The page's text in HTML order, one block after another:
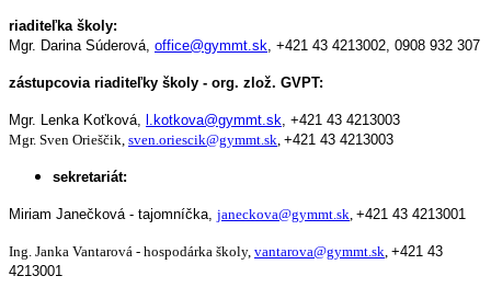
riaditeľka školy:
Mgr. Darina Súderová, office@gymmt.sk, +421 43 4213002, 0908 932 307
zástupcovia riaditeľky školy - org. zlož. GVPT:
Mgr. Lenka Koťková, l.kotkova@gymmt.sk, +421 43 4213003
Mgr. Sven Orieščik, sven.oriescik@gymmt.sk, +421 43 4213003
sekretariát:
Miriam Janečková - tajomníčka, janeckova@gymmt.sk, +421 43 4213001
Ing. Janka Vantarová - hospodárka školy, vantarova@gymmt.sk, +421 43
4213001